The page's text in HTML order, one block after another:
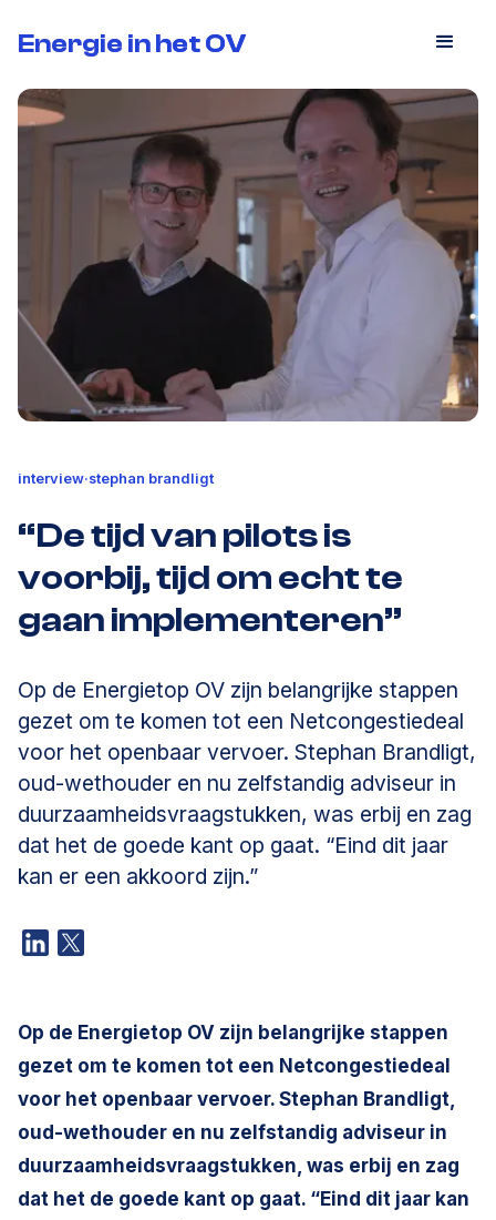
Energie in het OV
Energie in het OV
interview·stephan brandligt
“De tijd van pilots is
voorbij, tijd om echt te
gaan implementeren”
Op de Energietop OV zijn belangrijke stappen
gezet om te komen tot een Netcongestiedeal
voor het openbaar vervoer. Stephan Brandligt,
oud-wethouder en nu zelfstandig adviseur in
duurzaamheidsvraagstukken, was erbij en zag
dat het de goede kant op gaat. “Eind dit jaar
kan er een akkoord zijn.”
Op de Energietop OV zijn belangrijke stappen
gezet om te komen tot een Netcongestiedeal
voor het openbaar vervoer. Stephan Brandligt,
oud-wethouder en nu zelfstandig adviseur in
duurzaamheidsvraagstukken, was erbij en zag
dat het de goede kant op gaat. “Eind dit jaar kan